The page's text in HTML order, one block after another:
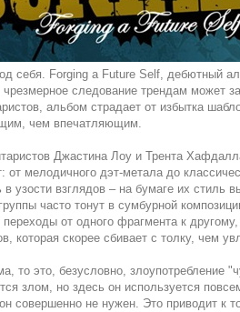
себя. Forging a Future Self, дебютный
чрезмерное следование трендам может
альбом страдает от избытка
чем впечатляющим.
Джастина Лоу и Трента
от мелодичного дэт-метала до
узости взглядов – на бумаге их стиль
часто тонут в сумбурной
от одного фрагмента к
которая скорее сбивает с толку, чем
то это, безусловно, злоупотребление
злом, но здесь он используется
совершенно не нужен. Это приводит к